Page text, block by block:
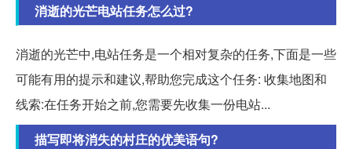
消逝的光芒电站任务怎么过?
消逝的光芒中,电站任务是一个相对复杂的任务,下面是一些
可能有用的提示和建议,帮助您完成这个任务: 收集地图和
线索:在任务开始之前,您需要先收集一份电站...
描写即将消失的村庄的优美语句?